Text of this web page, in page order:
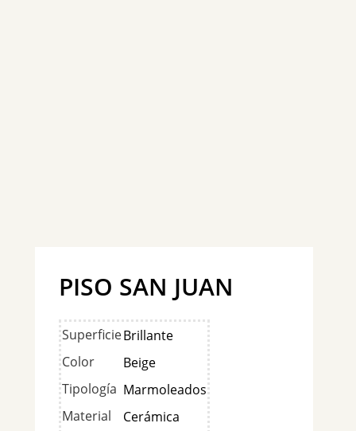
PISO SAN JUAN
SuperficieBrillante
Color
Beige
Tipología Marmoleados
Material
Cerámica